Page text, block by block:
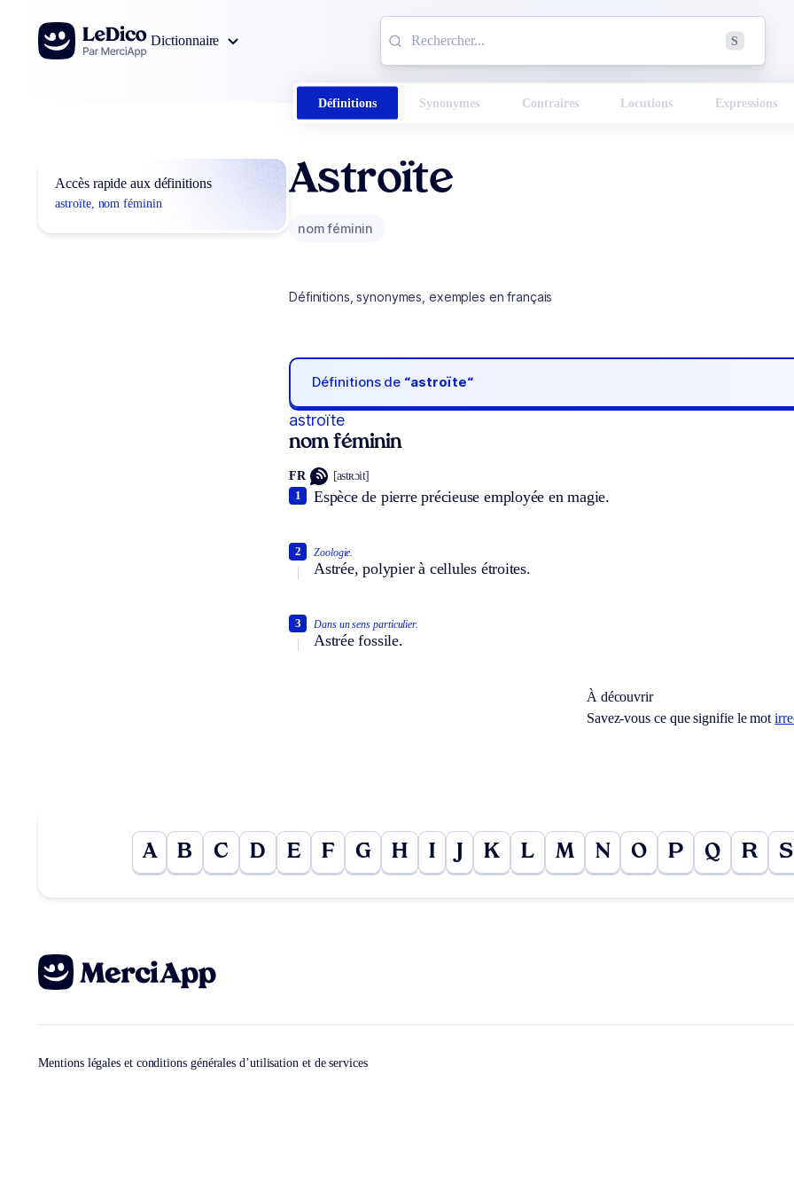
Aller au contenu
Dictionnaire
S
Définitions Synonymes Contraires Locutions Expressions
Accès rapide aux définitions
astroïte, nom féminin
Astroïte
nom féminin
Définitions, synonymes, exemples en français
Définitions de “astroïte“
astroïte
nom féminin
FR [astʀɔit]
Espèce de pierre précieuse employée en magie.
1
Zoologie.
Astrée, polypier à cellules étroites.
2
Dans un sens particulier.
Astrée fossile.
3
À découvrir
Savez-vous ce que signifie le mot
A B C D E F G H I K L M N O P Q R S
Mentions légales et conditions générales d’utilisation et de services